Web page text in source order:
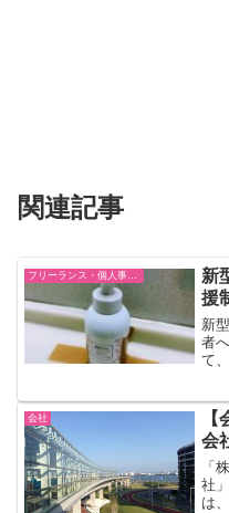
関連記事
新
援
新
者
て
ょ
る
会社
会
「
社
は